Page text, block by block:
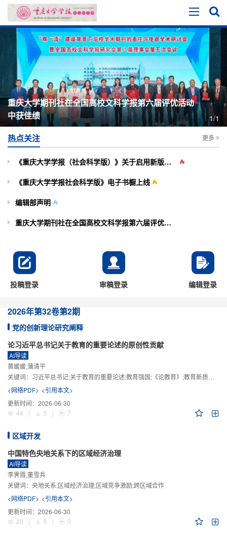
重庆大学期刊社在全国高校文科学报第六届评优活动
中获佳绩
1/1
热点关注 更多
《重庆大学学报（社会科学版）》关于启用新版投审稿系统的通知
《重庆大学学报社会科学版》电子书橱上线
编辑部声明
重庆大学期刊社在全国高校文科学报第六届评优活动中获佳绩
投稿登录 审稿登录 编辑登录
2026年第32卷第2期
党的创新理论研究阐释
论习近平总书记关于教育的重要论述的原创性贡献
AI导读
黄媛媛,蒲清平
关键词： 习近平总书记;关于教育的重要论述;教育强国;《论教育》;教育新质生产力;教育人工智能
<网络PDF> <引用本文>
更新时间： 2026-06-30
44
| 5 | 7
区域开发
中国特色央地关系下的区域经济治理
AI导读
李霁霞,董雪兵
关键词： 央地关系;区域经济治理;区域竞争激励;跨区域合作
<网络PDF> <引用本文>
更新时间： 2026-06-30
20
| 6 | 0